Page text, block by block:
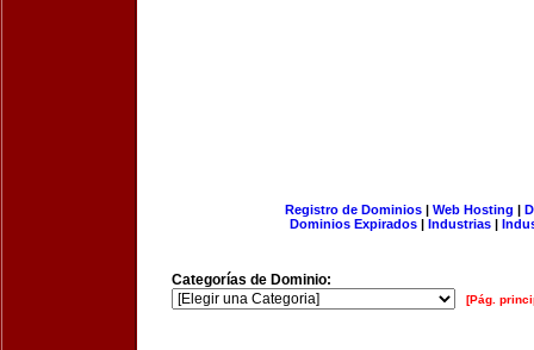
Registro de Dominios| Web Hosting |
Dominios Expirados | Industrias |
Categorías de Dominio:
[Pág.